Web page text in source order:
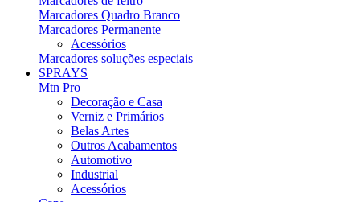
Marcadores Quadro Branco
Marcadores Permanente
Acessórios
Marcadores soluções especiais
SPRAYS
Mtn Pro
Decoração e Casa
Verniz e Primários
Belas Artes
Outros Acabamentos
Automotivo
Industrial
Acessórios